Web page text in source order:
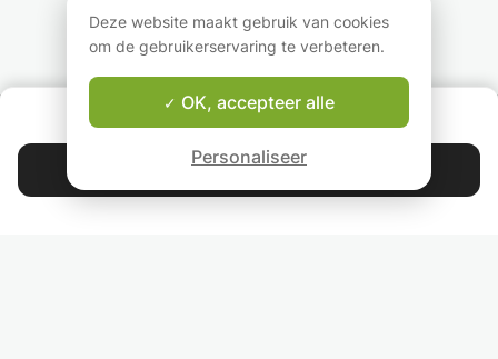
Good-fit Leraar Garantie
Contacteer Davit
4.9 44 399
Deze website maakt gebruik van cookies
om de gebruikerservaring te verbeteren.
OK, accepteer alle
Personaliseer